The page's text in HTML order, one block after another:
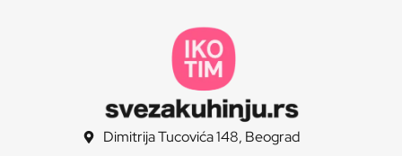
Dimitrija Tucovića 148, Beograd